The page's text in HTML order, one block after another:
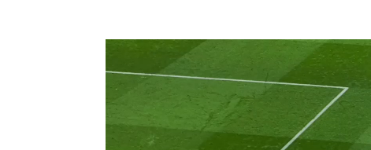
Video-